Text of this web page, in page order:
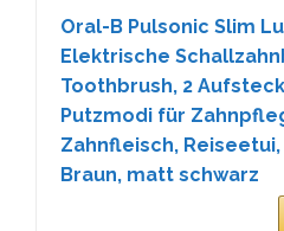
Oral-B Pulsonic Slim
Elektrische
Toothbrush, 2
Putzmodi für
Zahnfleisch,
Braun, matt schwarz